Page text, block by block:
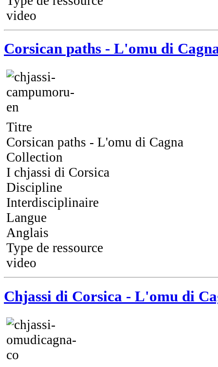
video
Corsican paths - L'omu di
Titre
Corsican paths - L'omu di Cagna
Collection
I chjassi di Corsica
Discipline
Interdisciplinaire
Langue
Anglais
Type de ressource
video
Chjassi di Corsica - L'omu di